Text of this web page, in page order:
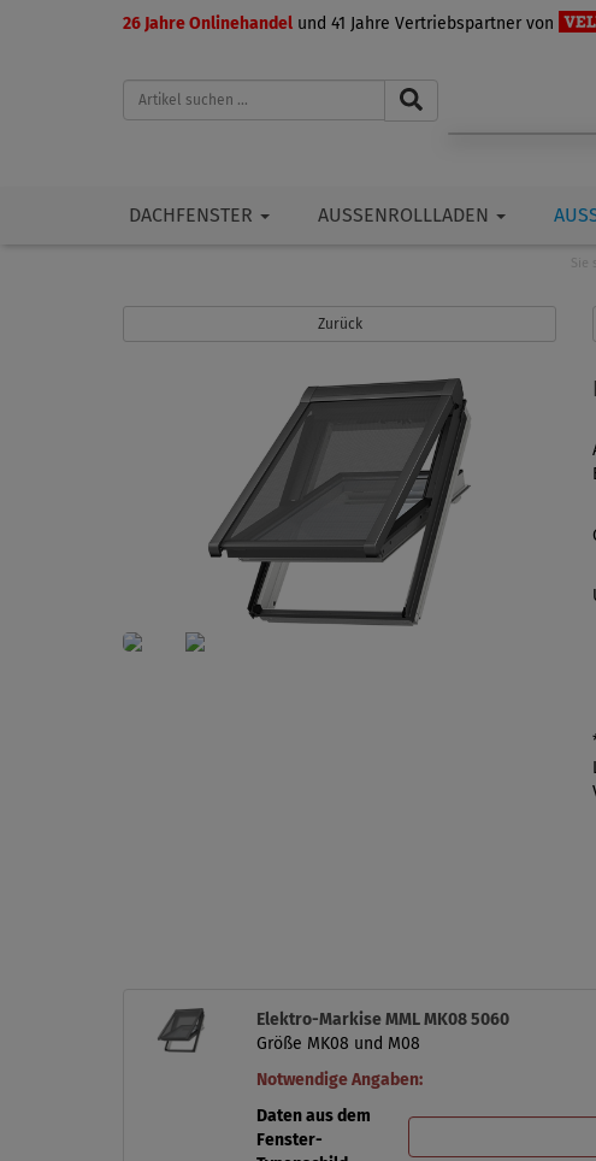
26 Jahre Onlinehandel und 41 Jahre Vertriebspartner von
DACHFENSTER AUSSENROLLLADEN
Sie
Zurück
Elektro-Markise MML MK08 5060
Größe MK08 und M08
Notwendige Angaben:
Daten aus dem
Fenster-